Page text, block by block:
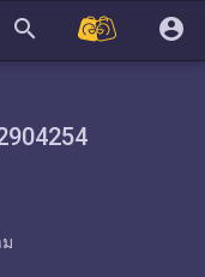
search account_circle